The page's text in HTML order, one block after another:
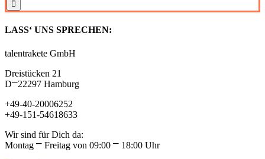
LASS‘ UNS SPRECHEN:
talentrakete GmbH
Dreistücken 21
D⎻22297 Hamburg
+49-40-20006252
+49-151-54618633
Wir sind für Dich da:
Montag ⎻ Freitag von 09:00 ⎻ 18:00 Uhr